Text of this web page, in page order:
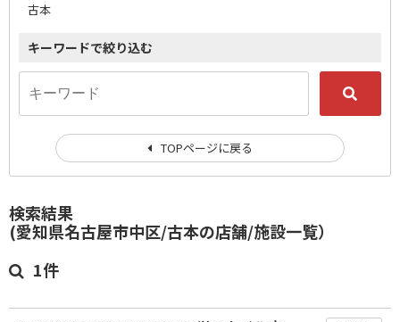
検索結果
(愛知県名古屋市中区/古本の店舗/施設一覧）
1件
古本
キーワードで絞り込む
TOPページに戻る